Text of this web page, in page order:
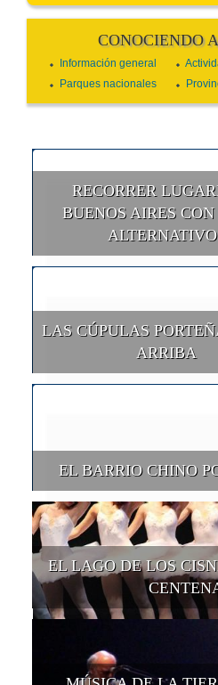
CONOCIENDO
Información general
Parques nacionales
RECORRER
BUENOS AIRES CON
LAS CÚPULAS
ARRIBA
EL BARRIO CHINO
EL LAGO DE LOS